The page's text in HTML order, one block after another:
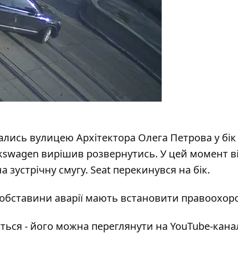
вулицею Архітектора Олега Петрова у бік
вирішив розвернутись. У цей момент
зустрічну смугу. Seat перекинувся на бік.
аварії мають встановити
- його можна переглянути на YouTube-